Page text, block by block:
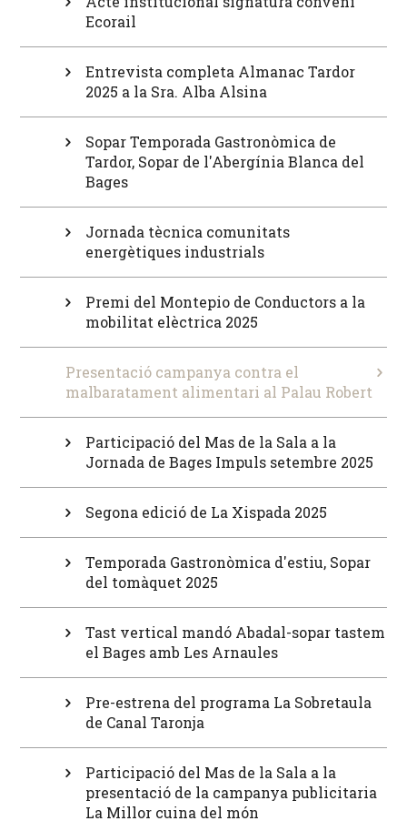
Ecorail
Entrevista completa Almanac Tardor
2025 a la Sra. Alba Alsina
Sopar Temporada Gastronòmica de
Tardor, Sopar de l'Abergínia Blanca del
Bages
Jornada tècnica comunitats
energètiques industrials
Premi del Montepio de Conductors a la
mobilitat elèctrica 2025
Presentació campanya contra el
malbaratament alimentari al Palau Robert
Participació del Mas de la Sala a la
Jornada de Bages Impuls setembre 2025
Segona edició de La Xispada 2025
Temporada Gastronòmica d'estiu, Sopar
del tomàquet 2025
Tast vertical mandó Abadal-sopar tastem
el Bages amb Les Arnaules
Pre-estrena del programa La Sobretaula
de Canal Taronja
Participació del Mas de la Sala a la
presentació de la campanya publicitaria
La Millor cuina del món